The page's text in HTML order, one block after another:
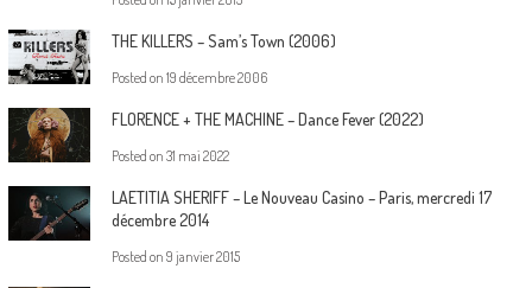
THE KILLERS – Sam’s Town (2006)
Posted on 19 décembre 2006
FLORENCE + THE MACHINE – Dance Fever (2022)
Posted on 31 mai 2022
LAETITIA SHERIFF – Le Nouveau Casino – Paris, mercredi 17
décembre 2014
Posted on 9 janvier 2015